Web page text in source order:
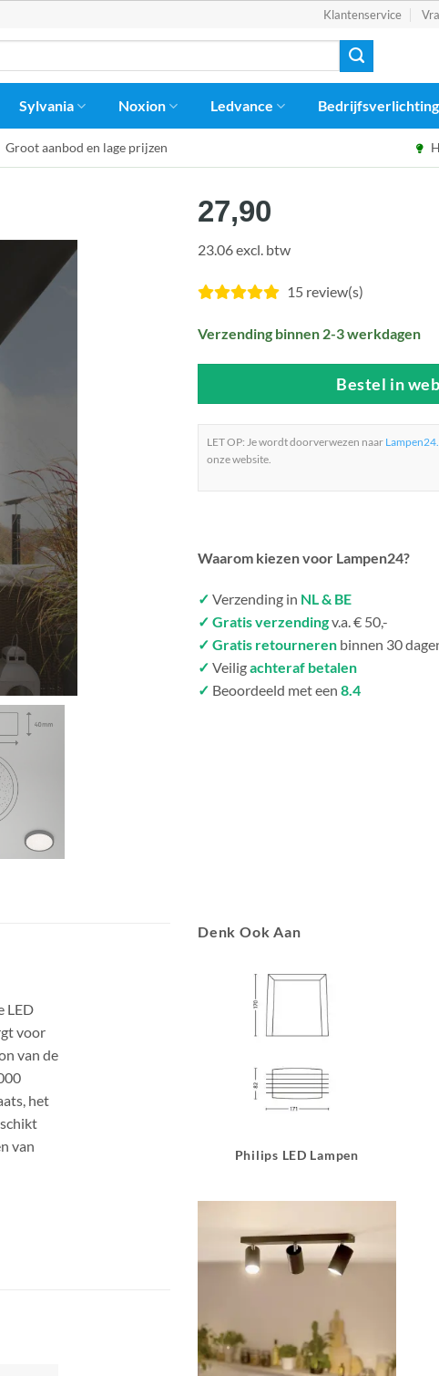
Klantenservice
Sylvania Noxion Ledvance Bedrijfsverlichting
Groot aanbod en lage prijzen
27,90
23.06 excl. btw
15 review(s)
Verzending binnen 2-3 werkdagen
Bestel in
LET OP: Je wordt doorverwezen naar
onze website.
Waarom kiezen voor Lampen24?
✓ Verzending in NL & BE
✓ Gratis verzendingv.a. € 50,-
✓ Gratis retourneren binnen 30
✓ Veiligachteraf betalen
✓ Beoordeeld met een 8.4
LED
voor
van de
het
van
Denk Ook Aan
Philips LED Lampen